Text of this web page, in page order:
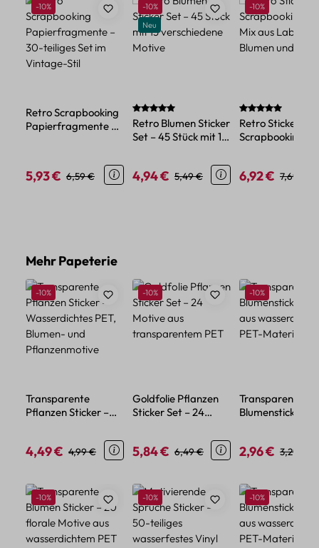
Rabatt
-10%
Retro Scrapbooking
Papierfragmente –
Verkaufspreis:
5,93 € Regulärer Preis:
6,59 €
Rabatt
-10%
Neu
Durchschnittliche Bewertung von 5 von
Retro Blumen Sticker
Set – 45 Stück mit 15
Verkaufspreis:
4,94 € Regulärer Preis:
5,49 €
Rabatt
-10%
Retro Sticker
Scrapbooking
Verkaufspreis:
6,92 € 7,69 €
Produktgalerie überspringen
Mehr Papeterie
Rabatt
-10%
Transparente
Pflanzen Sticker –
Pflanzenmotive
Verkaufspreis:
4,49 € Regulärer Preis:
4,99 €
Rabatt
-10%
Goldfolie Pflanzen
Sticker Set – 24
transparentem PET
Verkaufspreis:
5,84 € Regulärer Preis:
6,49 €
Rabatt
-10%
Transparente
Blumensticker –
Verkaufspreis:
2,96 € 3,29 €
Produktgalerie überspringen
Rabatt
-10% Rabatt
-10% Rabatt
-10%